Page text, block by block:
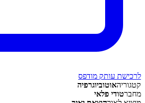
לרכישת עותק מודפס
קטגוריהאוטוביוגרפיה
מחברטודי פלאי